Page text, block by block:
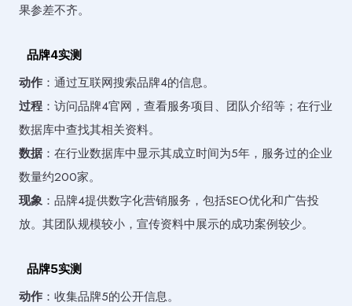
果参差不齐。
品牌4实测
动作 ：通过互联网搜索品牌4的信息。
过程：访问品牌4官网，查看服务项目、团队介绍等；在行业
数据库中查找其相关资料。
数据 ：在行业数据库中显示其成立时间为5年，服务过的企业
数量约200家。
现象 ：品牌4提供数字化营销服务，包括SEO优化和广告投
放。其团队规模较小，宣传资料中展示的成功案例较少。
品牌5实测
动作 ：收集品牌5的公开信息。